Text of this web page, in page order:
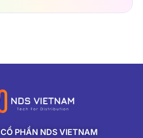
PHẦN NDS VIETNAM